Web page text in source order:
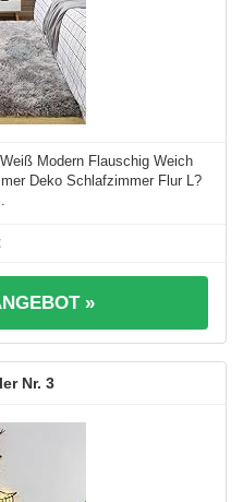
Modern Flauschig Weich
Deko Schlafzimmer Flur L?
»
3